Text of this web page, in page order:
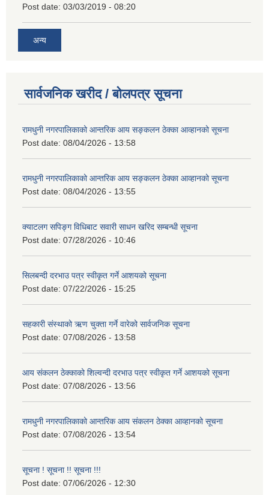
Post date: 03/03/2019 - 08:20
अन्य
सार्वजनिक खरीद / बोलपत्र सूचना
रामधुनी नगरपालिकाको आन्तरिक आय सङ्कलन ठेक्का आव्हानको सूचना
Post date: 08/04/2026 - 13:58
रामधुनी नगरपालिकाको आन्तरिक आय सङ्कलन ठेक्का आव्हानको सूचना
Post date: 08/04/2026 - 13:55
क्याटलग सपिङ्ग विधिबाट सवारी साधन खरिद सम्बन्धी सूचना
Post date: 07/28/2026 - 10:46
सिलबन्दी दरभाउ पत्र स्वीकृत गर्ने आशयको सूचना
Post date: 07/22/2026 - 15:25
सहकारी संस्थाको ऋण चुक्ता गर्ने वारेको सार्वजनिक सूचना
Post date: 07/08/2026 - 13:58
आय संकलन ठेक्काको शिल्वन्दी दरभाउ पत्र स्वीकृत गर्ने आशयको सूचना
Post date: 07/08/2026 - 13:56
रामधुनी नगरपालिकाको आन्तरिक आय संकलन ठेक्का आव्हानको सूचना
Post date: 07/08/2026 - 13:54
सूचना ! सूचना !! सूचना !!!
Post date: 07/06/2026 - 12:30